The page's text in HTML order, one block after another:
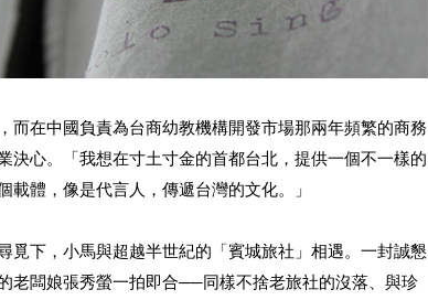
而在中國負責為台商幼教機構開發市場那兩年頻繁的商務
決心。「我想在寸土寸金的首都台北，提供一個不一樣的
載體，像是代言人，傳遞台灣的文化。」
覓下，小馬與超越半世紀的「賓城旅社」相遇。一封誠懇
老闆娘張秀螢一拍即合──同樣不捨老旅社的沒落、與珍